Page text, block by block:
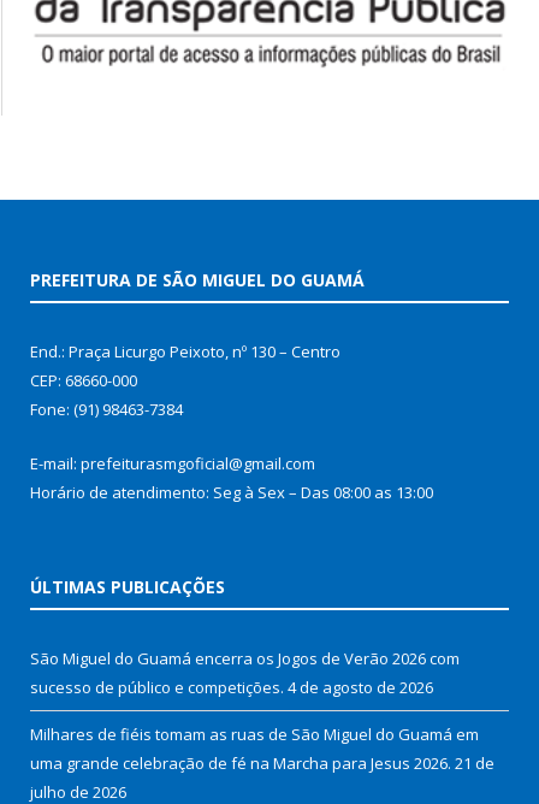
PREFEITURA DE SÃO MIGUEL DO GUAMÁ
End.: Praça Licurgo Peixoto, nº 130 – Centro
CEP: 68660-000
Fone: (91) 98463-7384
E-mail: prefeiturasmgoficial@gmail.com
Horário de atendimento: Seg à Sex – Das 08:00 as 13:00
ÚLTIMAS PUBLICAÇÕES
São Miguel do Guamá encerra os Jogos de Verão 2026 com
sucesso de público e competições. 4 de agosto de 2026
Milhares de fiéis tomam as ruas de São Miguel do Guamá em
uma grande celebração de fé na Marcha para Jesus 2026. 21 de
julho de 2026